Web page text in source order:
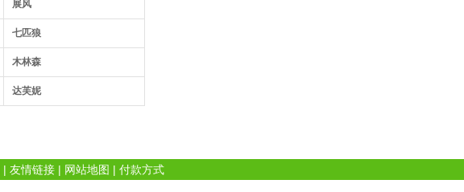
展风
七匹狼
木林森
达芙妮
| 友情链接 | 网站地图 | 付款方式